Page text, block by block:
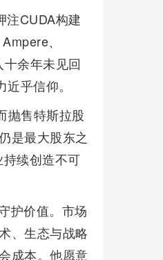
注CUDA构建
、
余年未见回
乎信仰。
抛售特斯拉股
是最大股东之
续创造不可
护价值。市场
、生态与战略
成本。他愿意